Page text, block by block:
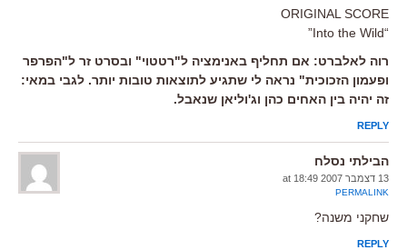
ORIGINAL SCORE
“Into the Wild”
רוה לאלברט: אם תחליף באנימציה ל"רטטוי" ובסרט זר ל"הפרפר
ופעמון הזכוכית" נראה לי שתגיע לתוצאות טובות יותר. לגבי במאי:
זה יהיה בין האחים כהן וג'וליאן שנאבל.
REPLY
הבילתי נסלח
13 דצמבר 2007 at 18:49
PERMALINK
שחקני משנה?
REPLY